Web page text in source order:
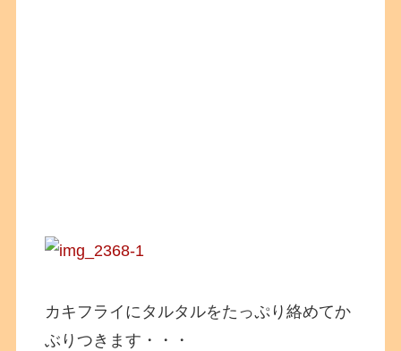
カキフライにタルタルをたっぷり絡めてか
ぶりつきます・・・